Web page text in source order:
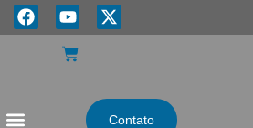
Contato